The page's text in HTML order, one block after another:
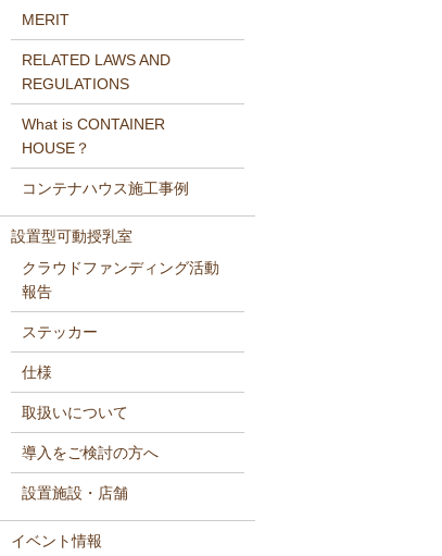
MERIT
RELATED LAWS AND
REGULATIONS
What is CONTAINER
HOUSE？
コンテナハウス施工事例
設置型可動授乳室
クラウドファンディング活動
報告
ステッカー
仕様
取扱いについて
導入をご検討の方へ
設置施設・店舗
イベント情報